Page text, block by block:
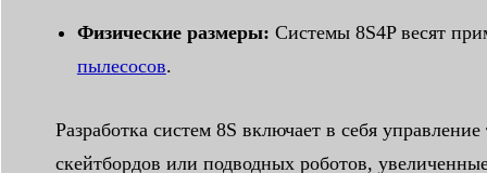
Физические размеры: Системы 8S4P весят
пылесосов.
Разработка систем 8S включает в себя
скейтбордов или подводных роботов,